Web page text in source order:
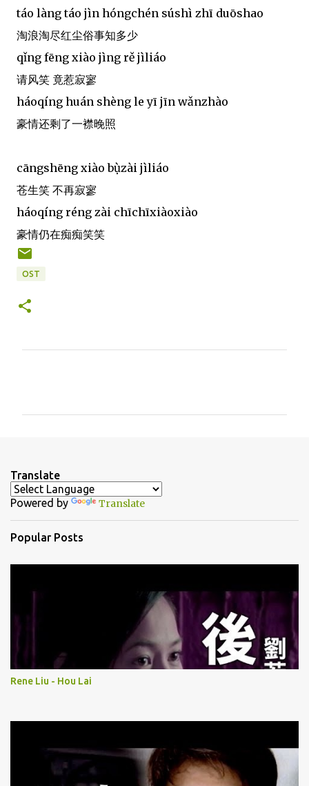
táo làng táo jìn hóngchén súshì zhī duōshao
淘浪淘尽红尘俗事知多少
qǐng fēng xiào jìng rě jìliáo
请风笑 竟惹寂寥
háoqíng huán shèng le yī jīn wǎnzhào
豪情还剩了一襟晚照
cāngshēng xiào bụ̀zài jìliáo
苍生笑 不再寂寥
háoqíng réng zài chīchīxiàoxiào
豪情仍在痴痴笑笑
OST
t
s
Translate
Powered by Translate
Popular Posts
Rene Liu - Hou Lai